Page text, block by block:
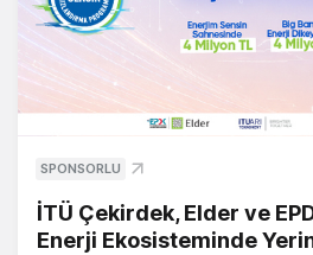
SPONSORLU
İTÜ Çekirdek, Elder ve
Enerji Ekosisteminde